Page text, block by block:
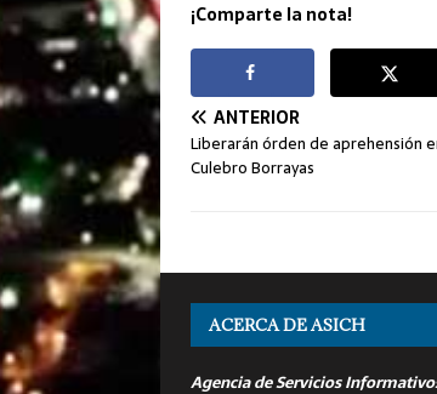
¡Comparte la nota!
ANTERIOR
Liberarán órden de aprehensión
Culebro Borrayas
ACERCA DE ASICH
Agencia de Servicios